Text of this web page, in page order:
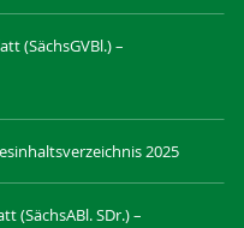
(SächsGVBl.) –
2025
(SächsABl. SDr.) –